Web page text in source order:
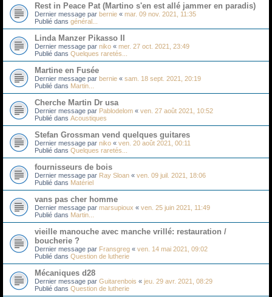
Rest in Peace Pat (Martino s'en est allé jammer en paradis)
Dernier message par bernie « mar. 09 nov. 2021, 11:35
Publié dans général...
Linda Manzer Pikasso II
Dernier message par niko « mer. 27 oct. 2021, 23:49
Publié dans Quelques raretés...
Martine en Fusée
Dernier message par bernie « sam. 18 sept. 2021, 20:19
Publié dans Martin...
Cherche Martin Dr usa
Dernier message par Pablodelom « ven. 27 août 2021, 10:52
Publié dans Acoustiques
Stefan Grossman vend quelques guitares
Dernier message par niko « ven. 20 août 2021, 00:11
Publié dans Quelques raretés...
fournisseurs de bois
Dernier message par Ray Sloan « ven. 09 juil. 2021, 18:06
Publié dans Matériel
vans pas cher homme
Dernier message par marsupioux « ven. 25 juin 2021, 11:49
Publié dans Martin...
vieille manouche avec manche vrillé: restauration /
boucherie ?
Dernier message par Fransgreg « ven. 14 mai 2021, 09:02
Publié dans Question de lutherie
Mécaniques d28
Dernier message par Guitarenbois « jeu. 29 avr. 2021, 08:29
Publié dans Question de lutherie